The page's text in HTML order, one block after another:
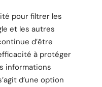
pour filtrer les
et les autres
d’être
à protéger
informations
d’une option